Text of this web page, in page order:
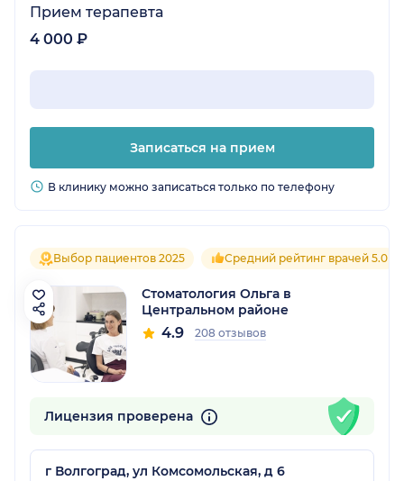
Прием терапевта
4 000 ₽
Записаться на прием
В клинику можно записаться только по телефону
Выбор пациентов 2025 Средний рейтинг врачей 5.0
Стоматология Ольга в
Центральном районе
4.9 208 отзывов
Лицензия проверена
г Волгоград, ул Комсомольская, д 6